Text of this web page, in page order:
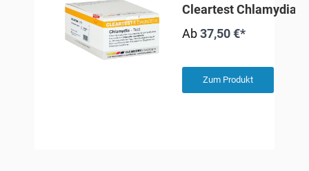
Cleartest Chlamydia
Ab37,50 €*
Zum Produkt